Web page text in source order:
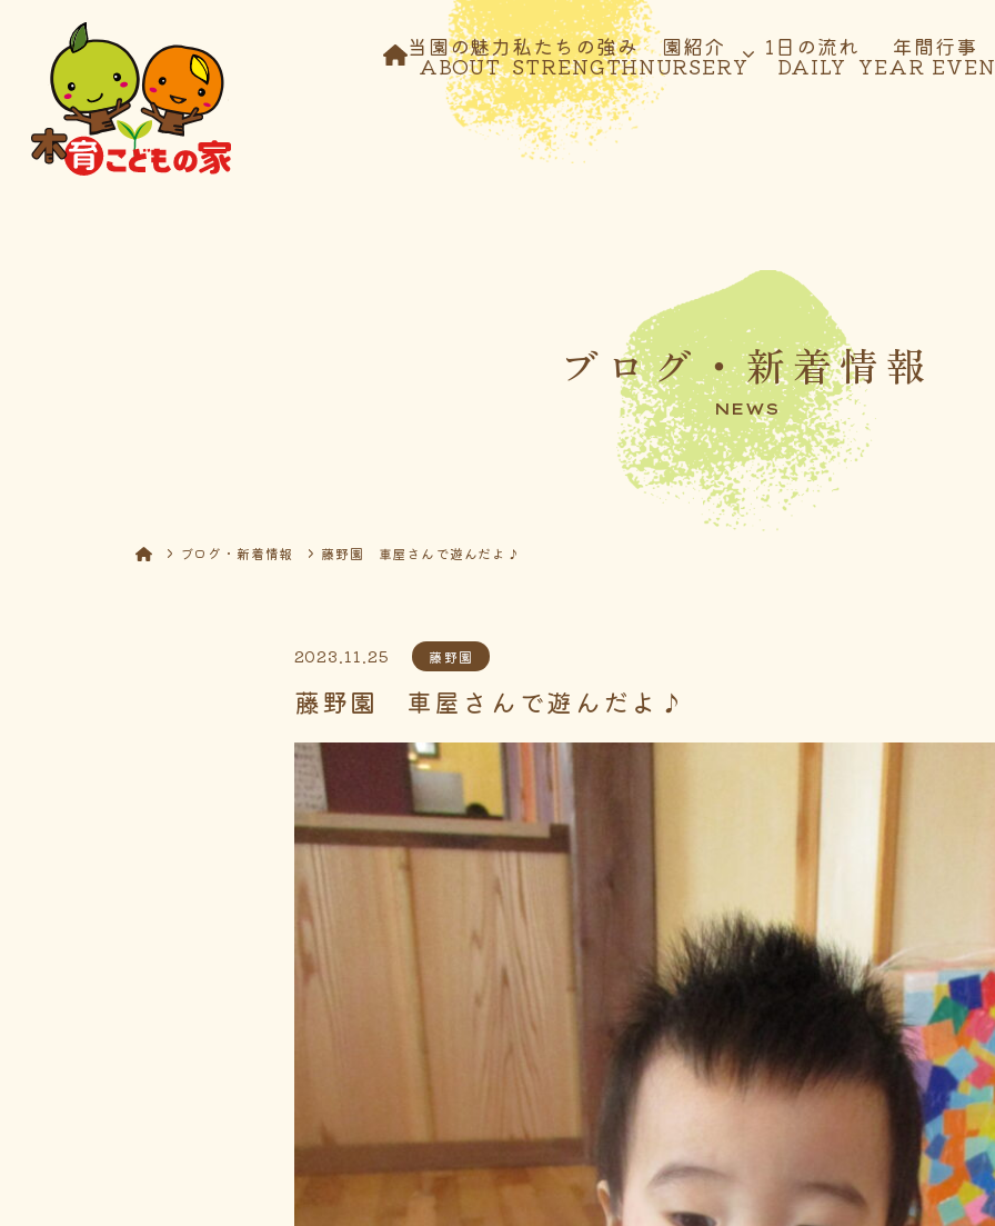
当園の魅力
ABOUT
私たちの強み
STRENGTH
園紹介
NURSERY
1日の流れ
DAILY
年間行事
YEAR
ブログ・新着情報
NEWS
ブログ・新着情報 藤野園 車屋さんで遊んだよ♪
2023.11.25 藤野園
藤野園 車屋さんで遊んだよ♪